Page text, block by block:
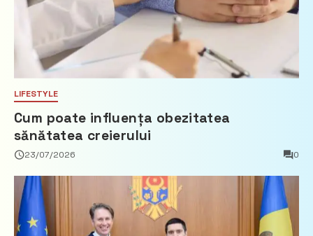
LIFESTYLE
Cum poate influența obezitatea
sănătatea creierului
23/07/2026 0